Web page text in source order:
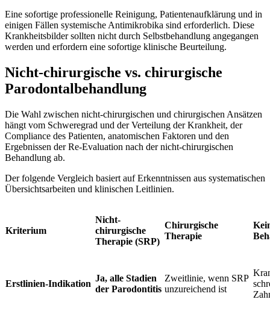
Eine sofortige professionelle Reinigung, Patientenaufklärung und in
einigen Fällen systemische Antimikrobika sind erforderlich. Diese
Krankheitsbilder sollten nicht durch Selbstbehandlung angegangen
werden und erfordern eine sofortige klinische Beurteilung.
Nicht-chirurgische vs. chirurgische
Parodontalbehandlung
Die Wahl zwischen nicht-chirurgischen und chirurgischen Ansätzen
hängt vom Schweregrad und der Verteilung der Krankheit, der
Compliance des Patienten, anatomischen Faktoren und den
Ergebnissen der Re-Evaluation nach der nicht-chirurgischen
Behandlung ab.
Der folgende Vergleich basiert auf Erkenntnissen aus systematischen
Übersichtsarbeiten und klinischen Leitlinien.
Kriterium
Nicht-
chirurgische
Therapie (SRP)
Chirurgische
Therapie
Erstlinien-Indikation
Ja, alle Stadien
der Parodontitis
Zweitlinie, wenn SRP
unzureichend ist